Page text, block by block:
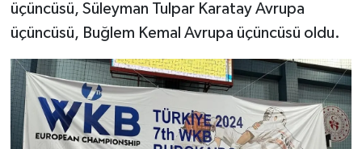
üçüncüsü, Süleyman Tulpar Karatay Avrupa
üçüncüsü, Buğlem Kemal Avrupa üçüncüsü oldu.